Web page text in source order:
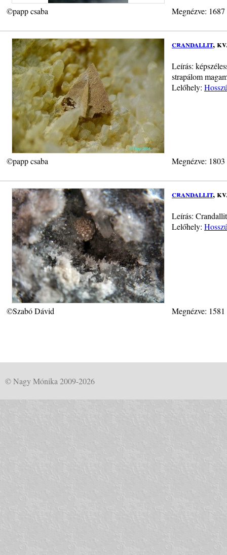
©papp csaba Megnézve:
crandallit,
Leírás:
strapálom
Lelőhely:
©papp csaba Megnézve:
crandallit,
Leírás:
Lelőhely:
©Szabó Dávid Megnézve:
© Nagy Mónika 2009-2026